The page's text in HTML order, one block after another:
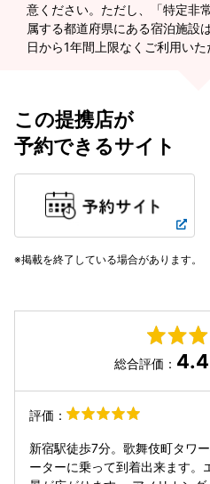
意ください。ただし、「特定非
属する都道府県にある宿泊施設
日から1年間上限なくご利用いた
この提携店が
予約できるサイト
掲載を終了している場合があります。
総合評価： 4.4
評価：
新宿駅徒歩7分。歌舞伎町タワ
ーターに乗って到着出来ます。